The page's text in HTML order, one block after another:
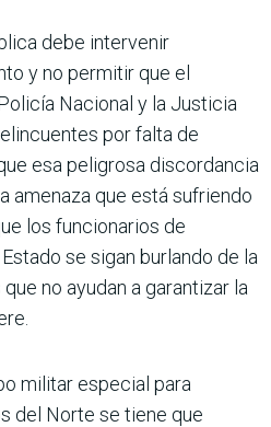
debe inter­venir
y no permitir que el
Nacional y la Justicia
por falta de
esa peli­grosa discordancia
amenaza que está sufriendo
los funciona­rios de
se sigan burlando de la
no ayudan a garantizar la
militar espe­cial para
del Norte se tiene que